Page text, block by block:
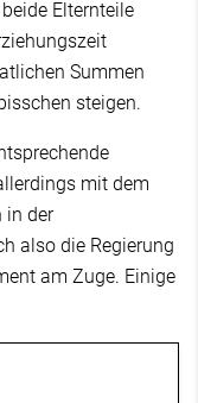
Elternteile
Summen
steigen.
mit dem
in der
also die Regierung
am Zuge. Einige